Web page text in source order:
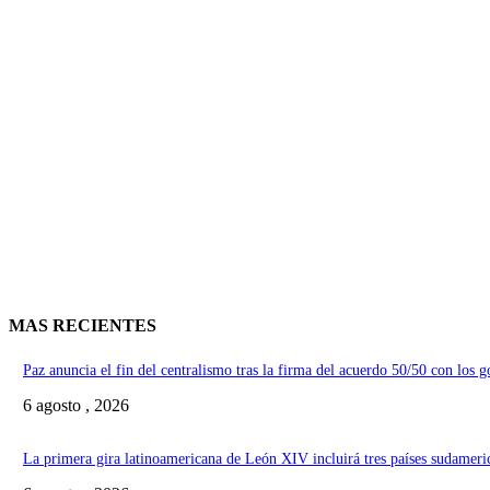
MAS RECIENTES
Paz anuncia el fin del centralismo tras la firma del acuerdo 50/50 con los
6 agosto , 2026
La primera gira latinoamericana de León XIV incluirá tres países